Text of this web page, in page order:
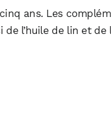
ans. Les
de l’huile de lin et de